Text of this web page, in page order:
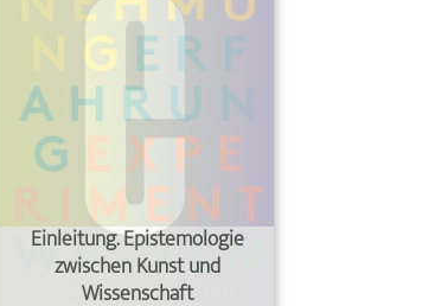
Einleitung. Epistemologie
zwischen Kunst und
Wissenschaft